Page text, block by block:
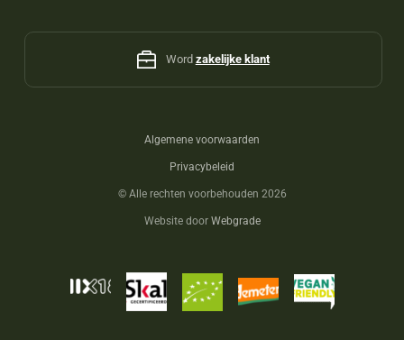
Word zakelijke klant
Algemene voorwaarden
Privacybeleid
© Alle rechten voorbehouden 2026
Website door Webgrade